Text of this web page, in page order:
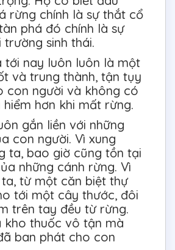
rừng chính là sự thắt cổ
phá đó chính là sự
sinh thái.
tới nay luôn luôn là một
và trung thành, tận tụy
con người và không có
hiểm hơn khi mất rừng.
gắn liền với những
con người. Vì xung
ta, bao giờ cũng tồn tại
những cánh rừng. Vì
từ một căn biệt thự
tới một cây thước, đôi
trên tay đều từ rừng.
kho thuốc vô tận mà
ban phát cho con